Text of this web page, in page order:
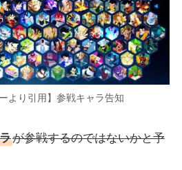
より引用】参戦キャラ告知
が参戦するのではないかと予